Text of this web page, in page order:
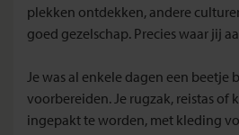
plekken ontdekken, andere
goed gezelschap. Precies waar jij
Je was al enkele dagen een beetje
voorbereiden. Je rugzak, reistas of
ingepakt te worden, met kleding